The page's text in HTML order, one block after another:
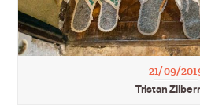
21/09/
Tristan